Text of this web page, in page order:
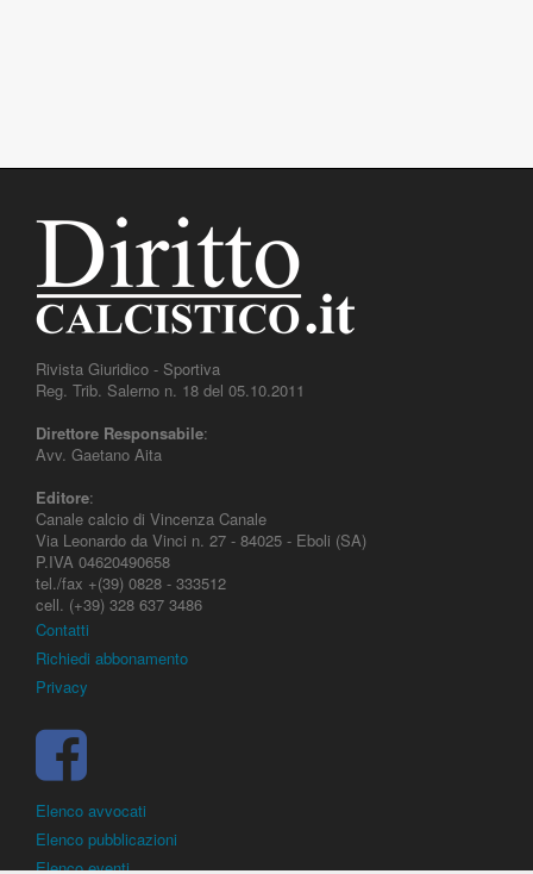
Rivista Giuridico - Sportiva
Reg. Trib. Salerno n. 18 del 05.10.2011
Direttore Responsabile:
Avv. Gaetano Aita
Editore:
Canale calcio di Vincenza Canale
Via Leonardo da Vinci n. 27 - 84025 - Eboli (SA)
P.IVA 04620490658
tel./fax +(39) 0828 - 333512
cell. (+39) 328 637 3486
Contatti
Richiedi abbonamento
Privacy
Elenco avvocati
Elenco pubblicazioni
Elenco eventi